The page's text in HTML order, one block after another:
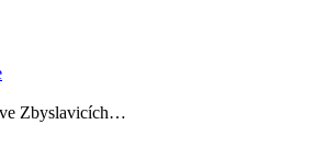
Zbyslavicích…